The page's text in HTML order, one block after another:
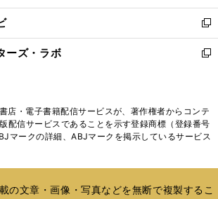
開
く
ウ
で
開
く
ン
ド
ウ
で
ウ
ィ
ン
ド
く
新
し
い
ド
ウ
で
ーズ・ラボ
新
ィ
ン
ド
開
店・電子書籍配信サービスが、著作権者からコンテ
配信サービスであることを示す登録商標（登録番号
マークの詳細、ABJマークを掲示しているサービス
の文章・画像・写真などを無断で複製するこ